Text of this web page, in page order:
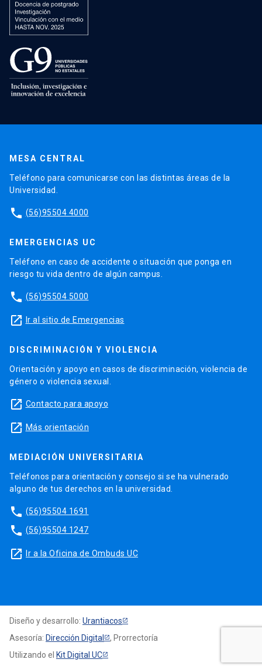
MESA CENTRAL
Teléfono para comunicarse con las distintas áreas de la
Universidad.
phone (56)95504 4000
EMERGENCIAS UC
Teléfono en caso de accidente o situación que ponga en
riesgo tu vida dentro de algún campus.
phone (56)95504 5000
launch Ir al sitio de Emergencias
DISCRIMINACIÓN Y VIOLENCIA
Orientación y apoyo en casos de discriminación, violencia de
género o violencia sexual.
launch Contacto para apoyo
launch Más orientación
MEDIACIÓN UNIVERSITARIA
Teléfonos para orientación y consejo si se ha vulnerado
alguno de tus derechos en la universidad.
phone (56)95504 1691
phone (56)95504 1247
launch Ir a la Oficina de Ombuds UC
Diseño y desarrollo: Urantiacos
Asesoría: Dirección Digital
, Prorrectoría
Utilizando el Kit Digital UC